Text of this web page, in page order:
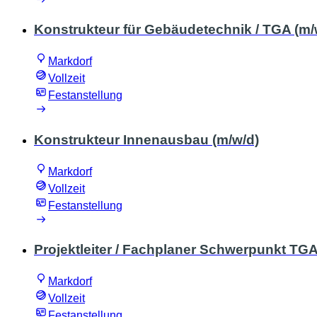
Konstrukteur für Gebäudetechnik / TGA (m/
Markdorf
Vollzeit
Festanstellung
Konstrukteur Innenausbau (m/w/d)
Markdorf
Vollzeit
Festanstellung
Projektleiter / Fachplaner Schwerpunkt
Markdorf
Vollzeit